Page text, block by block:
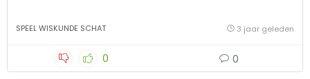
SPEEL WISKUNDE SCHAT 3 jaar geleden
0 0